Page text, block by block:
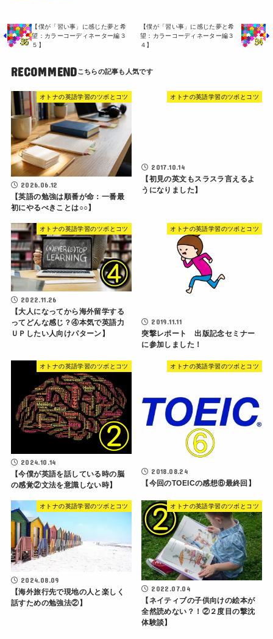
【僕が「習い事」に感じた夢と希
望：カラーコーディネーター編３
５】
【僕が「習い事」に感じた夢と希
望：カラーコーディネーター編３
４】
RECOMMEND
オトナの英語学習のツボとコツ
2026.06.12
【英語の勉強は順番が命：一番最
初にやるべきことは○○】
オトナの英語学習のツボとコツ
2017.10.14
【初見の英文もスラスラ言えるよ
うになりました】
オトナの英語学習のツボとコツ
2022.11.26
【大人になってから海外留学する
ってどんな感じ？④本気で英語力
ＵＰしたい人向けパターン】
オトナの英語学習のツボとコツ
2019.11.11
突撃レポート 出版記念セミナー
に参加しました！
オトナの英語学習のツボとコツ
2024.10.14
【今僕が英語を話している時の脳
の感覚②文法を意識しない時】
オトナの英語学習のツボとコツ
2018.08.24
【今回のTOEICの感想⑥最終回】
オトナの英語学習のツボとコツ
2024.08.09
【海外旅行先で現地の人と楽しく
話すための勉強法②】
オトナの英語学習のツボとコツ
2022.07.04
【ネイティブの子供向けの絵本が
全然読めない？！②２度目の撃沈
体験談】